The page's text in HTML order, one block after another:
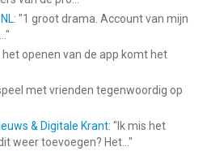
: "1 groot drama. Account van mijn
"
het openen van de app komt het
met vrienden tegenwoordig op
& Digitale Krant: " Ik mis het
weer toevoegen? Het... "